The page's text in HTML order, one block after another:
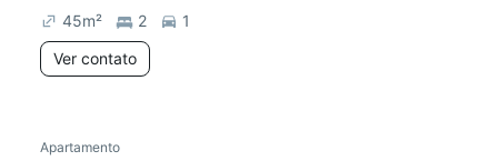
45m² 2
1
Ver contato
Apartamento